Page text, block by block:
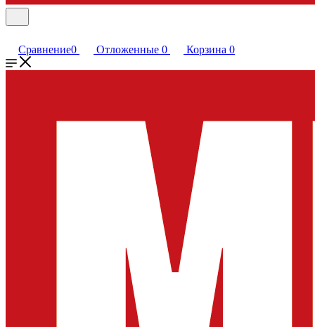
Сравнение0 Отложенные 0 Корзина 0